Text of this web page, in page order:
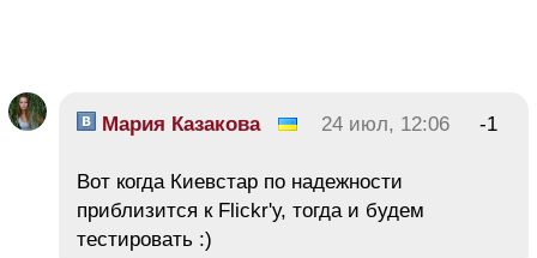
Мария Казакова 24 июл, 12:06 -1
Вот когда Киевстар по надежности
приблизится к Flickr'у, тогда и будем
тестировать :)